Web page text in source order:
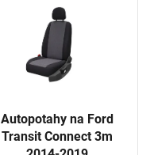
Autopotahy na Ford
Transit Connect 3m